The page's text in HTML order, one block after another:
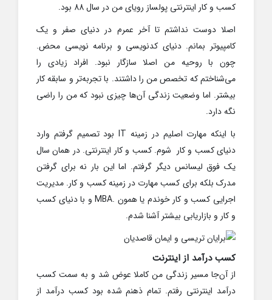
کسب و کار اینترنتی پولساز رویای من در سال 88 بود.
اصلا دوست نداشتم تا آخر عمرم در دنیای صفر و یک
کامپیوتر بمانم. دنیای کدنویسی و برنامه نویسی محض.
چون با روحیه‌ من اصلا سازگار نبود. افراد زیادی را
می‌شناختم که تخصص من را داشتند. با تجربه‌تر و سابقه کار
بیشتر. اما وضعیت زندگی آن‌ها چیزی نبود که من را راضی
نگه دارد.
با اینکه مهارت اصلیم در زمینه IT بود تصمیم گرفتم وارد
دنیای کسب و کار شوم. کسب و کار اینترنتی. در همان سال
یک فوق لیسانس دیگر گرفتم. اما این بار نه برای گرفتن
مدرک بلکه برای کسب مهارت در زمینه کسب و کار. مدیریت
اجرایی کسب و کار خوندم یا همون .MBA و با دنیای کسب
و کار و بازاریابی بیشتر آشنا شدم.
کسب درآمد از اینترنت
از آن‌جا مسیر زندگی من کاملا عوض شد و به سمت کسب
درآمد اینترنتی رفتم. تمام ذهنم شده بود کسب درآمد از